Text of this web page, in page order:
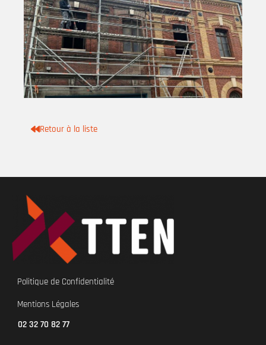
Retour à la liste
Politique de Confidentialité
Mentions Légales
02 32 70 82 77